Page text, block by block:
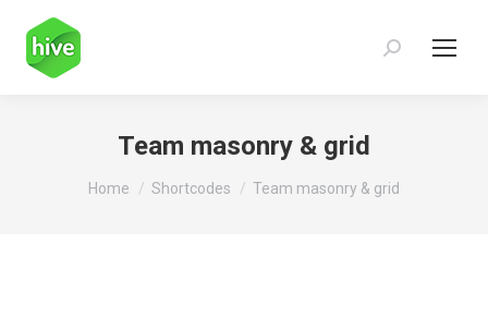
Search:
Team masonry & grid
You are here:
Home Shortcodes Team masonry & grid